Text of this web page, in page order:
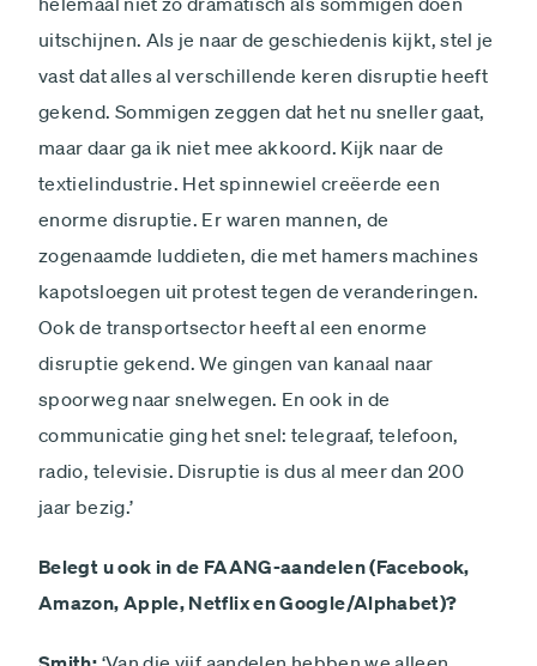
uitschijnen. Als je naar de geschiedenis kijkt, stel je
vast dat alles al verschillende keren disruptie heeft
gekend. Sommigen zeggen dat het nu sneller gaat,
maar daar ga ik niet mee akkoord. Kijk naar de
textielindustrie. Het spinnewiel creëerde een
enorme disruptie. Er waren mannen, de
zogenaamde luddieten, die met hamers machines
kapotsloegen uit protest tegen de veranderingen.
Ook de transport­sector heeft al een enorme
disruptie gekend. We gingen van kanaal naar
spoorweg naar snelwegen. En ook in de
communicatie ging het snel: telegraaf, telefoon,
radio, televisie. Disruptie is dus al meer dan 200
jaar bezig.’
Belegt u ook in de FAANG-aandelen (Facebook,
Amazon, Apple, Netflix en Google/Alphabet)?